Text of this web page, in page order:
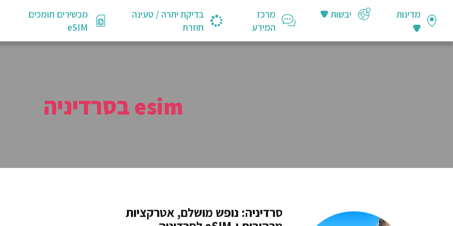
מדינות יבשות
מרכז
המידע
בדיקת יתרה / טעינה
חוזרת
מכשירים תומכים
eSIM
esim בסרדיניה
סרדיניה: נופש מושלם, אטרקציות